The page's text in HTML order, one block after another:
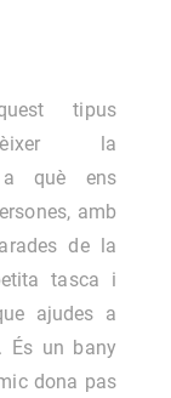
tipus
la
a què ens
amb
de la
tasca i
ajudes a
És un bany
dona pas